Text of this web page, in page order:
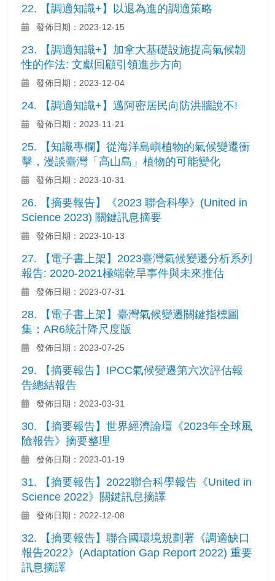
22. 【調適知識+】以退為進的調適策略
發佈日期：2023-12-15
23. 【調適知識+】加拿大基礎設施提高氣候韌
性的作法: 文獻回顧引領進步方向
發佈日期：2023-12-04
24. 【調適知識+】邁阿密居民向防洪牆說不!
發佈日期：2023-11-21
25. 【知識專欄】從海洋島嶼植物的氣候變遷衝
擊，漫談臺灣「高山島」植物的可能變化
發佈日期：2023-10-31
26. 【摘要報告】《2023 聯合科學》(United in
Science 2023) 關鍵訊息摘要
發佈日期：2023-10-13
27. 【電子書上架】2023臺灣氣候變遷分析系列
報告: 2020-2021極端乾旱事件與未來推估
發佈日期：2023-07-31
28. 【電子書上架】臺灣氣候變遷關鍵指標圖
集：AR6統計降尺度版
發佈日期：2023-07-25
29. 【摘要報告】IPCC氣候變遷第六次評估報
告總結報告
發佈日期：2023-03-31
30. 【摘要報告】世界經濟論壇《2023年全球風
險報告》摘要整理
發佈日期：2023-01-19
31. 【摘要報告】2022聯合科學報告《United in
Science 2022》關鍵訊息摘譯
發佈日期：2022-12-08
32. 【摘要報告】聯合國環境規劃署《調適缺口
報告2022》(Adaptation Gap Report 2022) 重要
訊息摘譯